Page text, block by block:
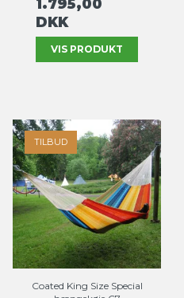
DKK
VIS PRODUKT
TILBUD
Coated King Size Special